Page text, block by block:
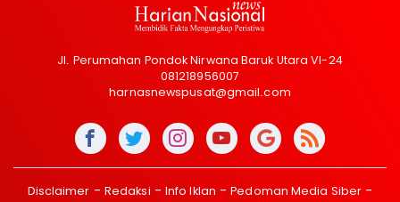
Jl. Perumahan Pondok Nirwana Baruk Utara VI-24
081218956007
harnasnewspusat@gmail.com
Disclaimer Redaksi Info Iklan
Pedoman Media Siber